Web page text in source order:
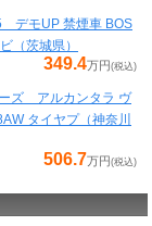
モUP 禁煙車 BOS
（茨城県）
349.4万円(税込)
ズ アルカンタラ ヴ
タイヤプ（神奈川
506.7万円(税込)